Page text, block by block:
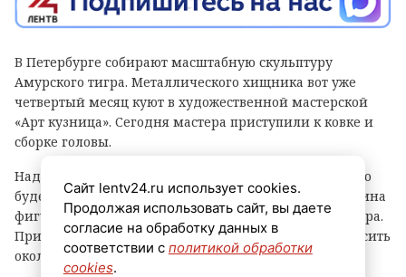
В Петербурге собирают масштабную скульптуру
Амурского тигра. Металлического хищника вот уже
четвертый месяц куют в художественной мастерской
«Арт кузница». Сегодня мастера приступили к ковке и
сборке головы.
Над тигром трудится команда из семи человек, всего
будет создано около 500 деталей ручной работы. Длина
фигуры в итоге составит 3,5 метра, а высота – 1,6 метра.
При этом скульптура вместе с постаментом будет весить
около 500 килограммов.
Сайт lentv24.ru использует cookies.
Продолжая использовать сайт, вы даете
согласие на обработку данных в
соответствии с политикой обработки
cookies.